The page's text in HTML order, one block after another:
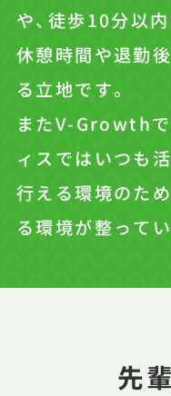
や、徒歩10分以
休憩時間や退勤
る立地です。
またV-Growthで
ィスではいつも
行える環境のた
る環境が整ってい
先